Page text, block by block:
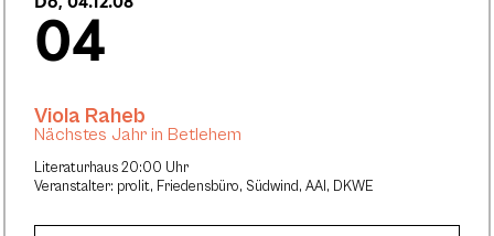
04
Literaturhaus 20:00 Uhr
Veranstalter: prolit, Friedensbüro, Südwind, AAI, DKWE
Viola Raheb
Nächstes Jahr in Betlehem